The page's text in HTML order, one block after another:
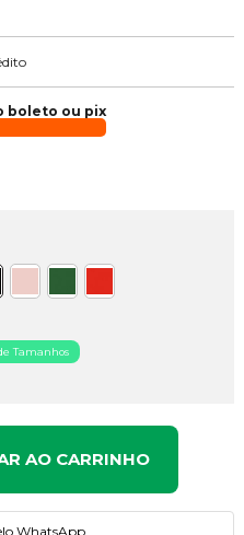
boleto ou pix
Tamanhos
AO CARRINHO
WhatsApp